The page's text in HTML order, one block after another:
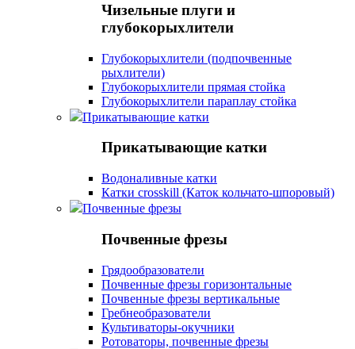
Чизельные плуги и
глубокорыхлители
Глубокорыхлители (подпочвенные
рыхлители)
Глубокорыхлители прямая стойка
Глубокорыхлители параплау стойка
Прикатывающие катки
Прикатывающие катки
Водоналивные катки
Катки crosskill (Каток кольчато-шпоровый)
Почвенные фрезы
Почвенные фрезы
Грядообразователи
Почвенные фрезы горизонтальные
Почвенные фрезы вертикальные
Гребнеобразователи
Культиваторы-окучники
Ротоваторы, почвенные фрезы